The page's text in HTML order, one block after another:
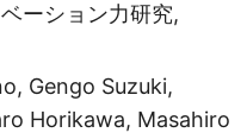
ーション力研究,
Gengo Suzuki,
Horikawa, Masahiro